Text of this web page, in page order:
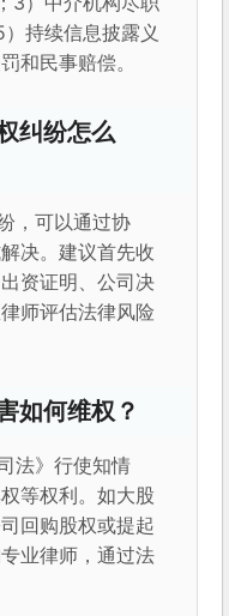
持续信息披露义
和民事赔偿。
纠纷怎么
，可以通过协
决。建议首先收
资证明、公司决
师评估法律风险
如何维权？
法》行使知情
等权利。如大股
回购股权或提起
业律师，通过法